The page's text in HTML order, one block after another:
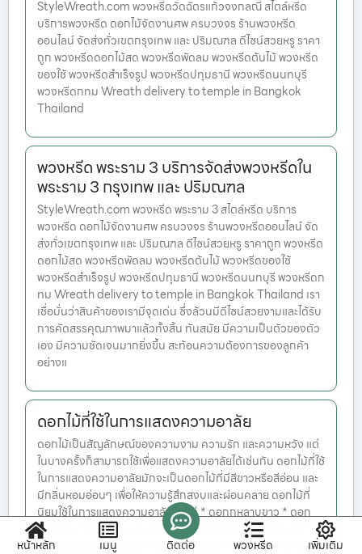
StyleWreath.com พวงหรีดวัดฉัตรแก้วจงกลณี สไตล์หรีด
บริการพวงหรีด ดอกไม้จัดงานศพ ครบวงจร ร้านพวงหรีด
ออนไลน์ จัดส่งทั่วเขตกรุงเทพ และ ปริมณฑล ดีไซน์สวยหรู ราคา
ถูก พวงหรีดดอกไม้สด พวงหรีดพัดลม พวงหรีดต้นไม้ พวงหรีด
ของใช้ พวงหรีดสำเร็จรูป พวงหรีดปทุมธานี พวงหรีดนนทบุรี
พวงหรีดกทม Wreath delivery to temple in Bangkok
Thailand
พวงหรีด พระราม 3 บริการจัดส่งพวงหรีดใน
พระราม 3 กรุงเทพ และ ปริมณฑล
StyleWreath.com พวงหรีด พระราม 3 สไตล์หรีด บริการ
พวงหรีด ดอกไม้จัดงานศพ ครบวงจร ร้านพวงหรีดออนไลน์ จัด
ส่งทั่วเขตกรุงเทพ และ ปริมณฑล ดีไซน์สวยหรู ราคาถูก พวงหรีด
ดอกไม้สด พวงหรีดพัดลม พวงหรีดต้นไม้ พวงหรีดของใช้
พวงหรีดสำเร็จรูป พวงหรีดปทุมธานี พวงหรีดนนทบุรี พวงหรีดก
ทม Wreath delivery to temple in Bangkok Thailand เรา
เชื่อมั่นว่าสินค้าของเรามีจุดเด่น ซึ่งล้วนมีดีไซน์สวยงามและได้รับ
การคัดสรรคุณภาพมาแล้วทั้งสิ้น ทันสมัย มีความเป็นตัวของตัว
เอง มีความชัดเจนมากยิ่งขึ้น สะท้อนความต้องการของลูกค้า
อย่างแ
ดอกไม้ที่ใช้ในการแสดงความอาลัย
ดอกไม้เป็นสัญลักษณ์ของความงาม ความรัก และความหวัง แต่
ในบางครั้งก็สามารถใช้เพื่อแสดงความอาลัยได้เช่นกัน ดอกไม้ที่ใช้
ในการแสดงความอาลัยมักจะเป็นดอกไม้ที่มีสีขาวหรือสีอ่อน และ
มีกลิ่นหอมอ่อนๆ เพื่อให้ความรู้สึกสงบและผ่อนคลาย ดอกไม้ที่
นิยมใช้ในการแสดงความอาลัย ได้แก่ * ดอกกุหลาบขาว * ดอก
ลิลลี่ขาว * ดอกคาร์เนชั่นขาว * ดอกกล้วยไม้ขาว * ดอกมะลิ *
ดอกซ่อนกลิ่น * ดอกบัว * ดอกทานตะวัน * ดอกเยอบีร่า * ดอก
หน้าหลัก เมนู ติดต่อ พวงหรีด เพิ่มเติม